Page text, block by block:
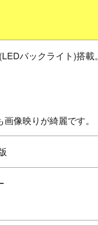
バックライト)搭載。
像映りが綺麗です。